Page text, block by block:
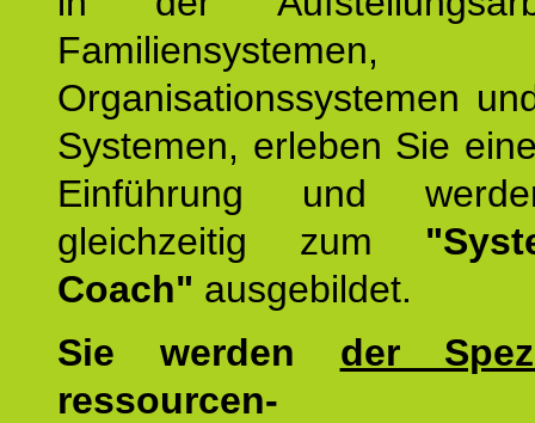
Familiensystemen,
Organisationssystemen
Systemen, erleben Sie
Einführung und
gleichzeitig zum
Coach" ausgebildet.
Sie werden der